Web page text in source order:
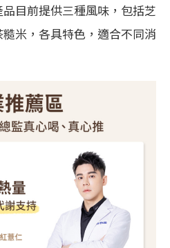
目前提供三種風味，包括芝
米，各具特色，適合不同消